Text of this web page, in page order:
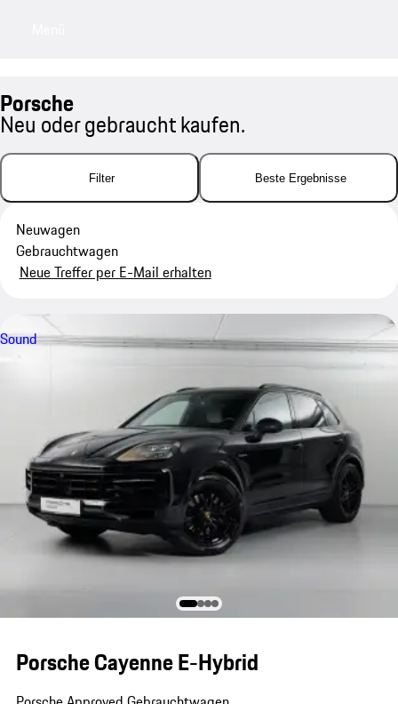
Porsche
Neu oder gebraucht kaufen.
Filter Beste Ergebnisse
Neuwagen
Gebrauchtwagen
Neue Treffer per E-Mail erhalten
Sound
Porsche Cayenne E-Hybrid